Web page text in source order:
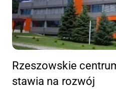
Rzeszowskie
stawia na rozwój